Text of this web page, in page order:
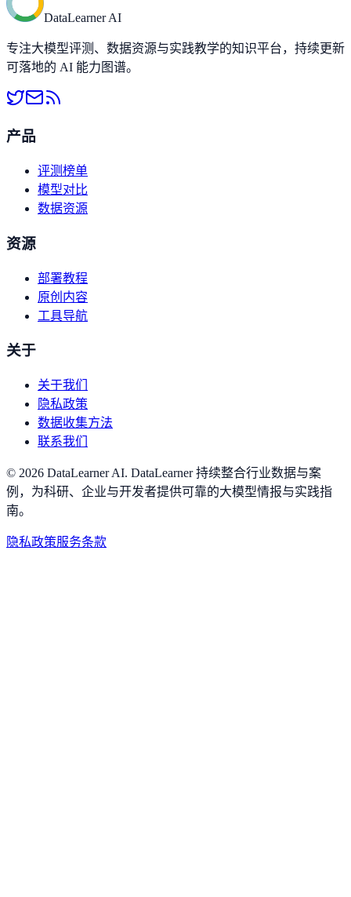
DataLearner AI
专注大模型评测、数据资源与实践教学的知识平台，持续更新
可落地的 AI 能力图谱。
产品
评测榜单
模型对比
数据资源
资源
部署教程
原创内容
工具导航
关于
关于我们
隐私政策
数据收集方法
联系我们
© 2026 DataLearner AI. DataLearner 持续整合行业数据与案
例，为科研、企业与开发者提供可靠的大模型情报与实践指
南。
隐私政策服务条款